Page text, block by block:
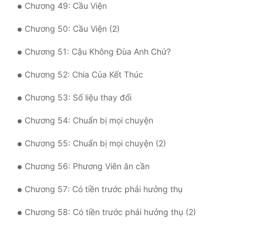
Chương 49: Cầu Viện
Chương 50: Cầu Viện (2)
Chương 51: Cậu Không Đùa Anh Chứ?
Chương 52: Chia Của Kết Thúc
Chương 53: Số liệu thay đổi
Chương 54: Chuẩn bị mọi chuyện
Chương 55: Chuẩn bị mọi chuyện (2)
Chương 56: Phương Viên ân cần
Chương 57: Có tiền trước phải hưởng thụ
Chương 58: Có tiền trước phải hưởng thụ (2)